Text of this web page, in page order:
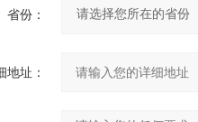
省份：
地址：